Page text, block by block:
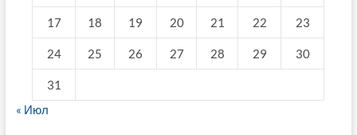
17 18 19 20 21 22 23
24 25 26 27 28 29 30
31
« Июл